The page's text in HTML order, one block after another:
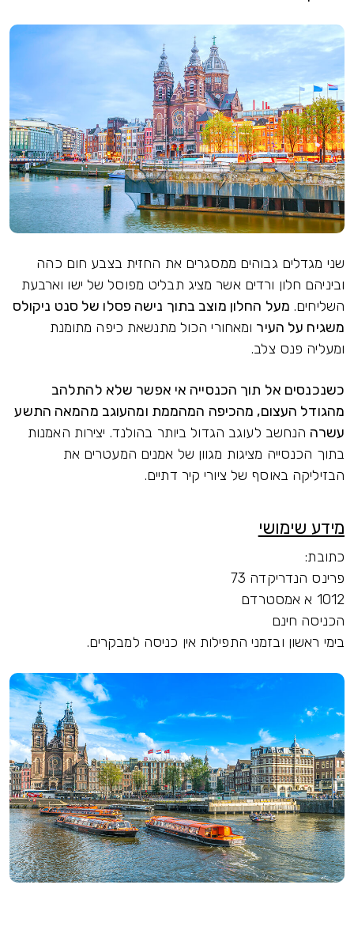
שני מגדלים גבוהים ממסגרים את החזית בצבע חום כהה
וביניהם חלון ורדים אשר מציג תבליט מפוסל של ישו וארבעת
השליחים. מעל החלון מוצב בתוך נישה פסלו של סנט ניקולס
משגיח על העיר ומאחורי הכול מתנשאת כיפה מתומנת
ומעליה פנס צלב.
כשנכנסים אל תוך הכנסייה אי אפשר שלא להתלהב
מהגודל העצום, מהכיפה המהממת ומהעוגב מהמאה התשע
עשרה הנחשב לעוגב הגדול ביותר בהולנד. יצירות האמנות
בתוך הכנסייה מציגות מגוון של אמנים המעטרים את
הבזיליקה באוסף של ציורי קיר דתיים.
מידע שימושי
כתובת:
פרינס הנדריקדה 73
1012 א אמסטרדם
הכניסה חינם
בימי ראשון ובזמני התפילות אין כניסה למבקרים.